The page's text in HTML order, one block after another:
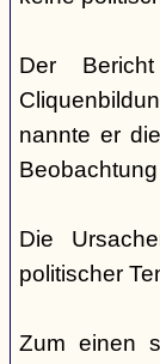
Der
nannte er
Die
politischer
Zum einen